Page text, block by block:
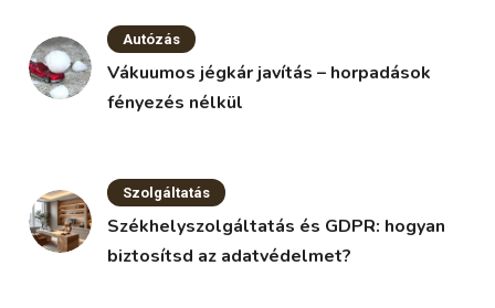
Autózás
Vákuumos jégkár javítás – horpadások
fényezés nélkül
Szolgáltatás
Székhelyszolgáltatás és GDPR: hogyan
biztosítsd az adatvédelmet?